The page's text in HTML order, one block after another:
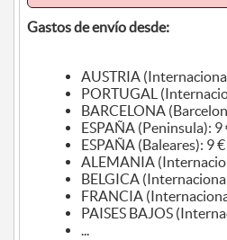
Gastos de envío desde:
AUSTRIA
PORTUGAL
BARCELONA
ESPAÑA (Peninsula): 9
ESPAÑA (Baleares): 9 €
ALEMANIA
BELGICA
FRANCIA
PAISES BAJOS
...